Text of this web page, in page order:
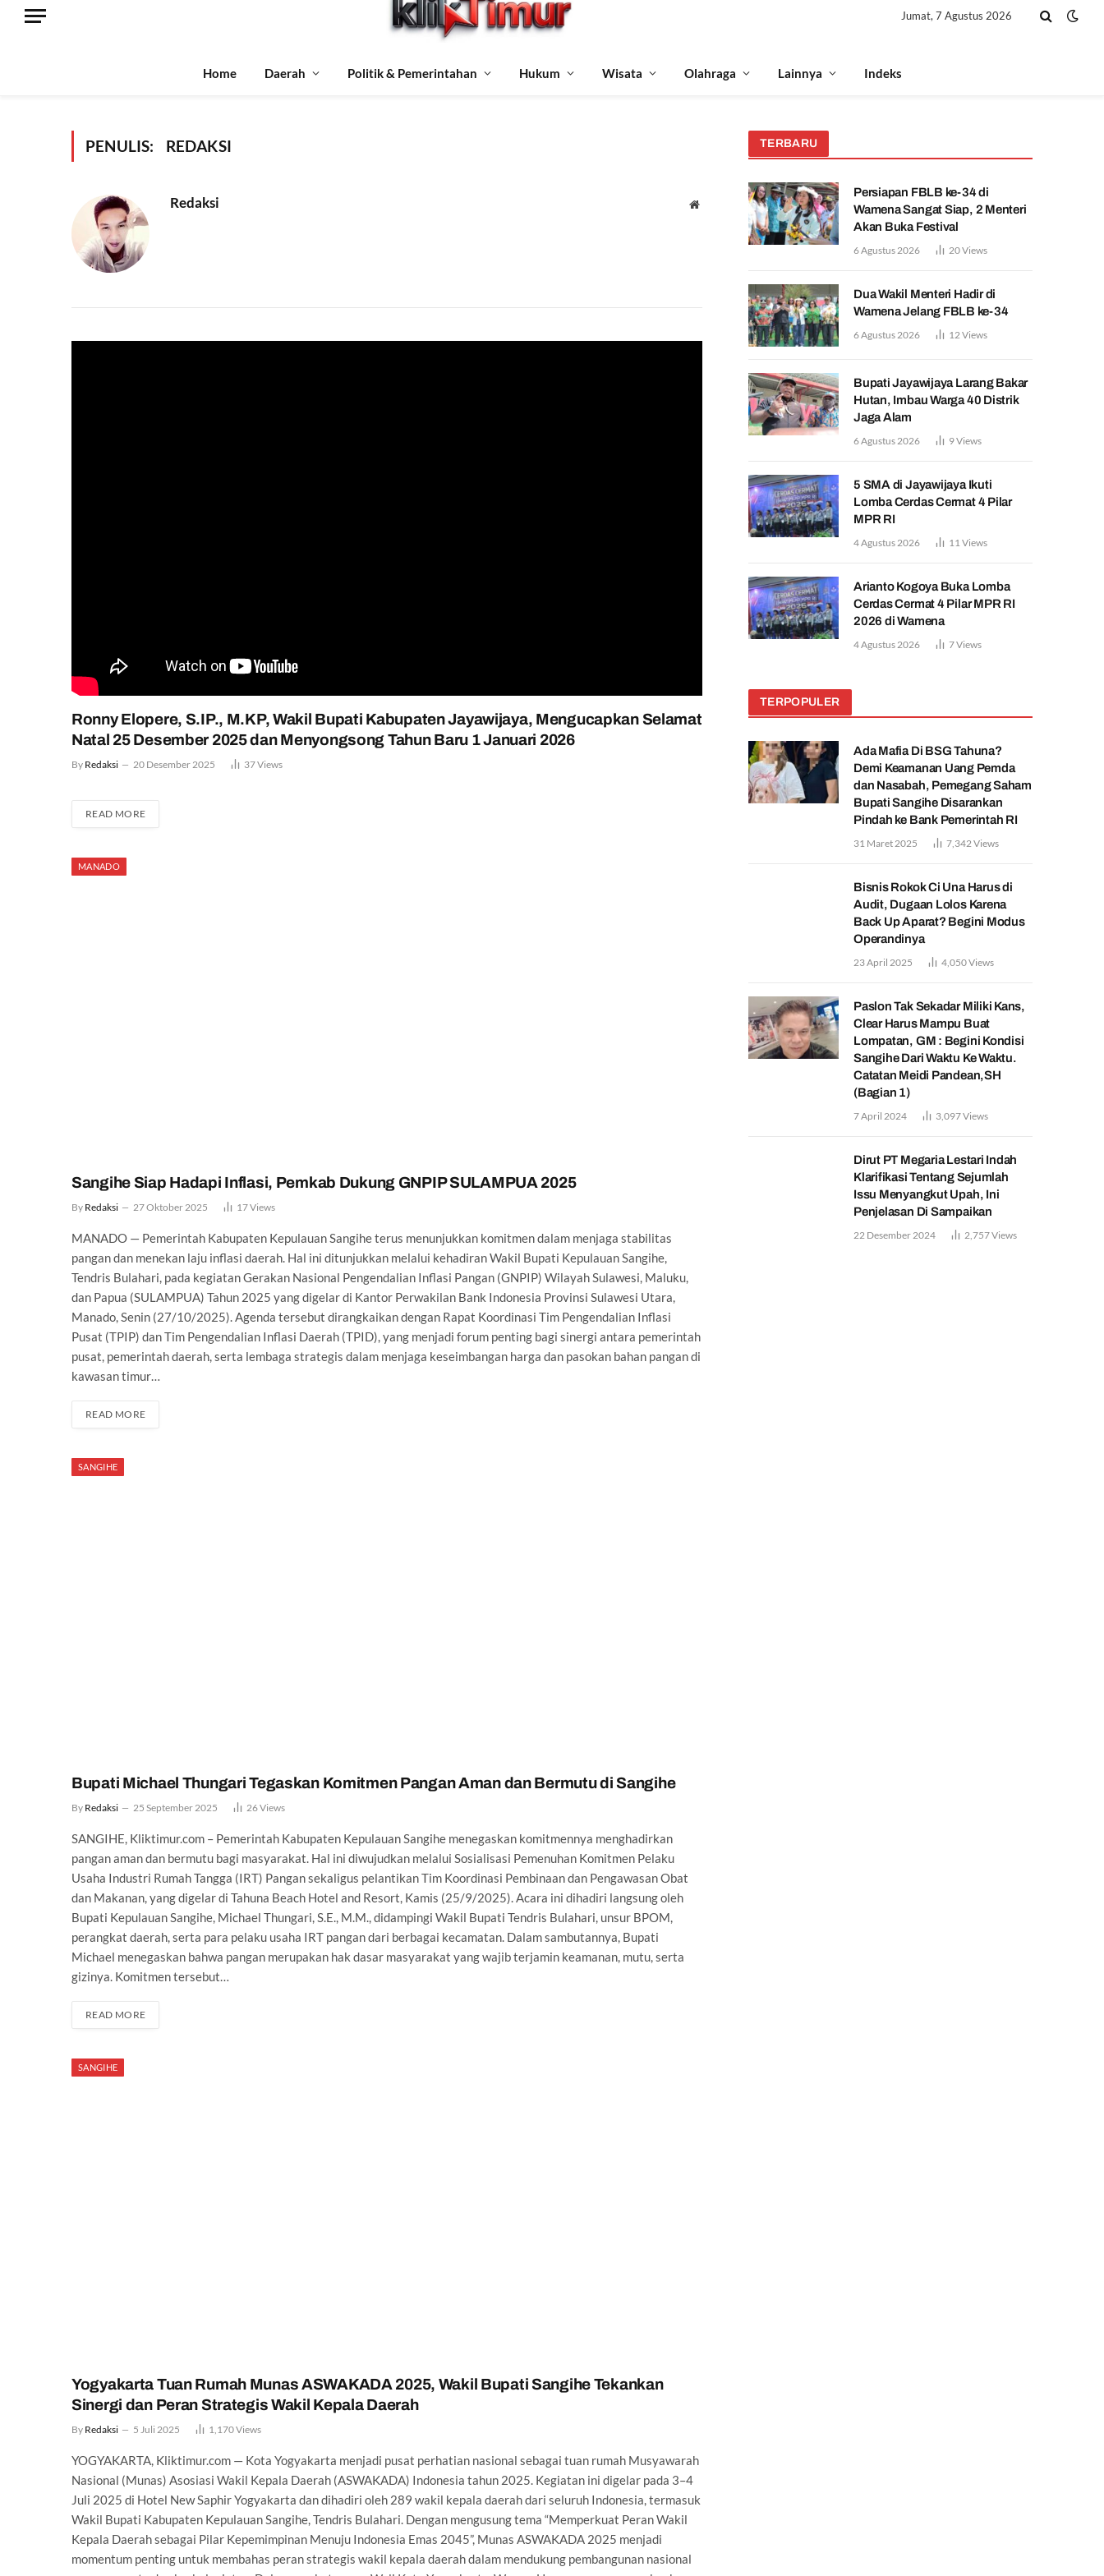
Jumat, 7 Agustus 2026
Home Daerah Politik & Pemerintahan Hukum Wisata Olahraga Lainnya Indeks
PENULIS: REDAKSI
Redaksi Website
Ronny Elopere, S.IP., M.KP, Wakil Bupati Kabupaten Jayawijaya, Mengucapkan Selamat
Natal 25 Desember 2025 dan Menyongsong Tahun Baru 1 Januari 2026
By Redaksi 20 Desember 2025 37Views
READ MORE
MANADO
Sangihe Siap Hadapi Inflasi, Pemkab Dukung GNPIP SULAMPUA 2025
By Redaksi 27 Oktober 2025 17Views
MANADO — Pemerintah Kabupaten Kepulauan Sangihe terus menunjukkan komitmen dalam menjaga stabilitas
pangan dan menekan laju inflasi daerah. Hal ini ditunjukkan melalui kehadiran Wakil Bupati Kepulauan Sangihe,
Tendris Bulahari, pada kegiatan Gerakan Nasional Pengendalian Inflasi Pangan (GNPIP) Wilayah Sulawesi, Maluku,
dan Papua (SULAMPUA) Tahun 2025 yang digelar di Kantor Perwakilan Bank Indonesia Provinsi Sulawesi Utara,
Manado, Senin (27/10/2025). Agenda tersebut dirangkaikan dengan Rapat Koordinasi Tim Pengendalian Inflasi
Pusat (TPIP) dan Tim Pengendalian Inflasi Daerah (TPID), yang menjadi forum penting bagi sinergi antara pemerintah
pusat, pemerintah daerah, serta lembaga strategis dalam menjaga keseimbangan harga dan pasokan bahan pangan di
kawasan timur…
READ MORE
SANGIHE
Bupati Michael Thungari Tegaskan Komitmen Pangan Aman dan Bermutu di Sangihe
By Redaksi 25 September 2025 26Views
SANGIHE, Kliktimur.com – Pemerintah Kabupaten Kepulauan Sangihe menegaskan komitmennya menghadirkan
pangan aman dan bermutu bagi masyarakat. Hal ini diwujudkan melalui Sosialisasi Pemenuhan Komitmen Pelaku
Usaha Industri Rumah Tangga (IRT) Pangan sekaligus pelantikan Tim Koordinasi Pembinaan dan Pengawasan Obat
dan Makanan, yang digelar di Tahuna Beach Hotel and Resort, Kamis (25/9/2025). Acara ini dihadiri langsung oleh
Bupati Kepulauan Sangihe, Michael Thungari, S.E., M.M., didampingi Wakil Bupati Tendris Bulahari, unsur BPOM,
perangkat daerah, serta para pelaku usaha IRT pangan dari berbagai kecamatan. Dalam sambutannya, Bupati
Michael menegaskan bahwa pangan merupakan hak dasar masyarakat yang wajib terjamin keamanan, mutu, serta
gizinya. Komitmen tersebut…
READ MORE
SANGIHE
Yogyakarta Tuan Rumah Munas ASWAKADA 2025, Wakil Bupati Sangihe Tekankan
Sinergi dan Peran Strategis Wakil Kepala Daerah
By Redaksi 5 Juli 2025 1,170Views
YOGYAKARTA, Kliktimur.com — Kota Yogyakarta menjadi pusat perhatian nasional sebagai tuan rumah Musyawarah
Nasional (Munas) Asosiasi Wakil Kepala Daerah (ASWAKADA) Indonesia tahun 2025. Kegiatan ini digelar pada 3–4
Juli 2025 di Hotel New Saphir Yogyakarta dan dihadiri oleh 289 wakil kepala daerah dari seluruh Indonesia, termasuk
Wakil Bupati Kabupaten Kepulauan Sangihe, Tendris Bulahari. Dengan mengusung tema “Memperkuat Peran Wakil
Kepala Daerah sebagai Pilar Kepemimpinan Menuju Indonesia Emas 2045”, Munas ASWAKADA 2025 menjadi
momentum penting untuk membahas peran strategis wakil kepala daerah dalam mendukung pembangunan nasional
TERBARU
Persiapan FBLB ke-34 di
Wamena Sangat Siap, 2 Menteri
Akan Buka Festival
6 Agustus 2026 20Views
Dua Wakil Menteri Hadir di
Wamena Jelang FBLB ke-34
6 Agustus 2026 12 Views
Bupati Jayawijaya Larang Bakar
Hutan, Imbau Warga 40 Distrik
Jaga Alam
6 Agustus 2026 9Views
5 SMA di Jayawijaya Ikuti
Lomba Cerdas Cermat 4 Pilar
MPR RI
4 Agustus 2026 11 Views
Arianto Kogoya Buka Lomba
Cerdas Cermat 4 Pilar MPR RI
2026 di Wamena
4 Agustus 2026 7Views
TERPOPULER
Ada Mafia Di BSG Tahuna?
Demi Keamanan Uang Pemda
dan Nasabah, Pemegang Saham
Bupati Sangihe Disarankan
Pindah ke Bank Pemerintah RI
31 Maret 2025 7,342 Views
Bisnis Rokok Ci Una Harus di
Audit, Dugaan Lolos Karena
Back Up Aparat? Begini Modus
Operandinya
23 April 2025 4,050Views
Paslon Tak Sekadar Miliki Kans,
Clear Harus Mampu Buat
Lompatan, GM : Begini Kondisi
Sangihe Dari Waktu Ke Waktu.
Catatan Meidi Pandean,SH
(Bagian 1)
7 April 2024 3,097Views
Dirut PT Megaria Lestari Indah
Klarifikasi Tentang Sejumlah
Issu Menyangkut Upah, Ini
Penjelasan Di Sampaikan
22 Desember 2024 2,757Views